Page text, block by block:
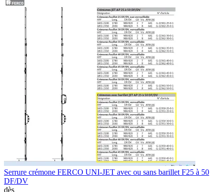
Serrure crémone FERCO UNI-JET avec ou sans barillet F25 à 50
DF/DV
dès